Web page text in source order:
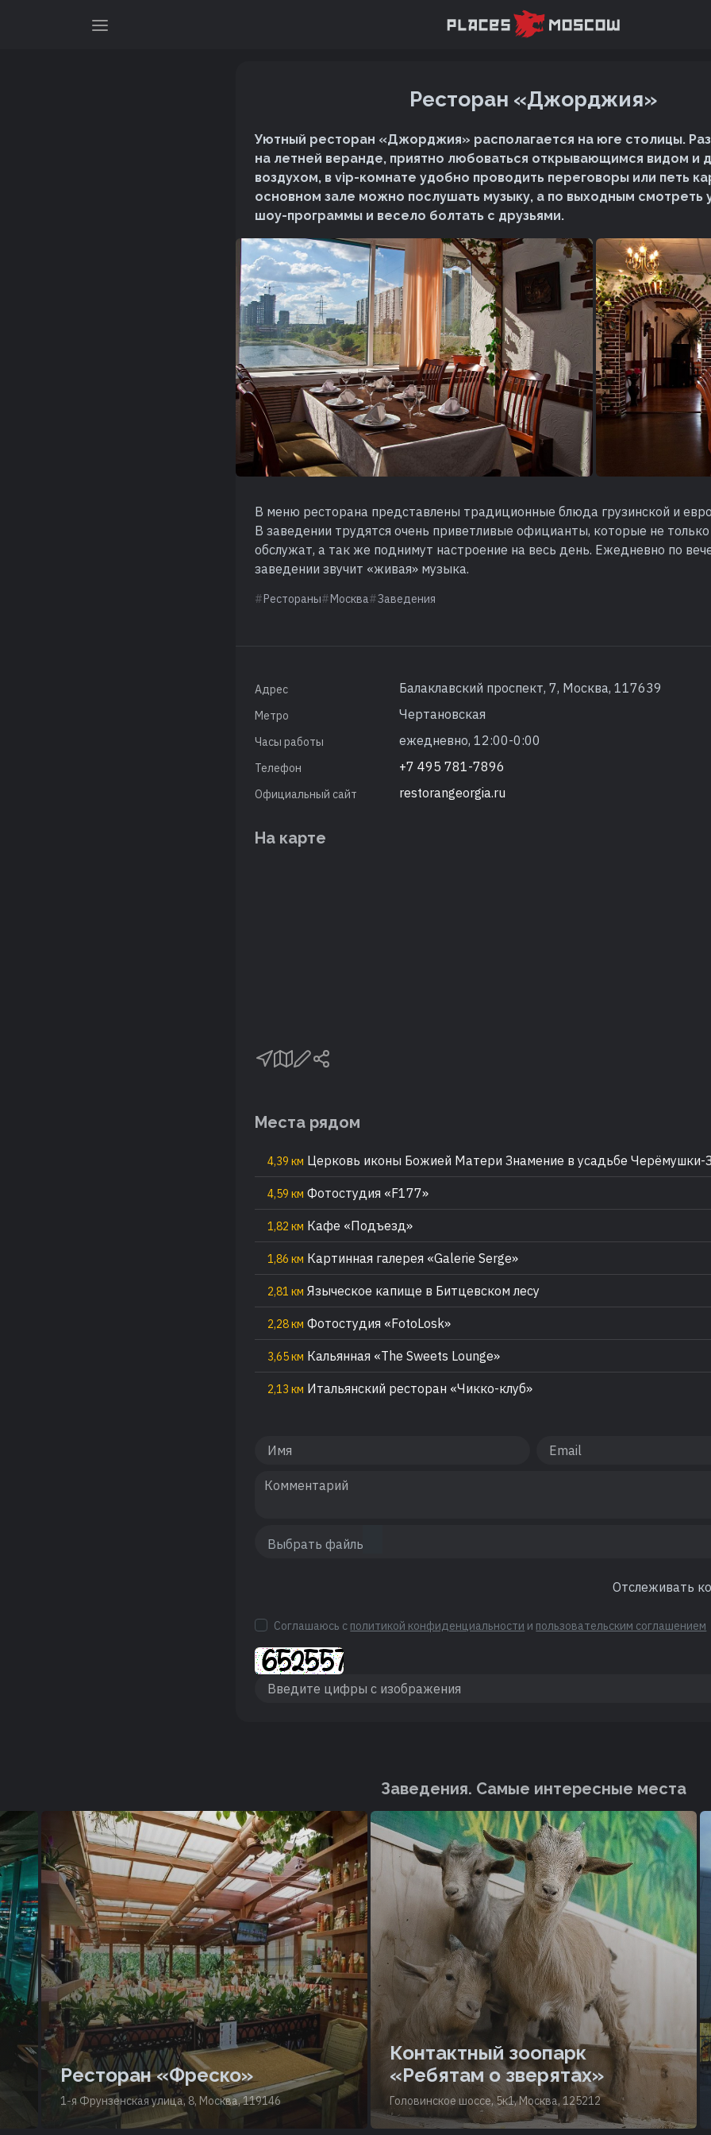
Ресторан «Джорджия»
Уютный ресторан «Джорджия» располагается на юге столицы.
на летней веранде, приятно любоваться открывающимся видом и
воздухом, в vip-комнате удобно проводить переговоры или петь
основном зале можно послушать музыку, а по выходным смотреть
шоу-программы и весело болтать с друзьями.
В меню ресторана представлены традиционные блюда грузинской и
В заведении трудятся очень приветливые официанты, которые не только
обслужат, а так же поднимут настроение на весь день. Ежедневно по
заведении звучит «живая» музыка.
Рестораны Москва Заведения
Адрес Балаклавский проспект, 7, Москва, 117639
Метро Чертановская
Часы работы ежедневно, 12:00-0:00
Телефон +7 495 781-7896
Официальный сайт restorangeorgia.ru
На карте
Места рядом
4,39 км Церковь иконы Божией Матери Знамение в усадьбе Черёмушки-
4,59 км Фотостудия «F177»
1,82 км Кафе «Подъезд»
1,86 км Картинная галерея «Galerie Serge»
2,81 км Языческое капище в Битцевском лесу
2,28 км Фотостудия «FotoLosk»
3,65 км Кальянная «The Sweets Lounge»
2,13 км Итальянский ресторан «Чикко-клуб»
Отслеживать
Соглашаюсь с политикой конфиденциальности и пользовательским соглашением
Заведения. Cамые интересные места
Ресторан «Фреско»
1-я Фрунзенская улица, 8, Москва, 119146
Контактный зоопарк
«Ребятам о зверятах»
Головинское шоссе, 5к1, Москва, 125212